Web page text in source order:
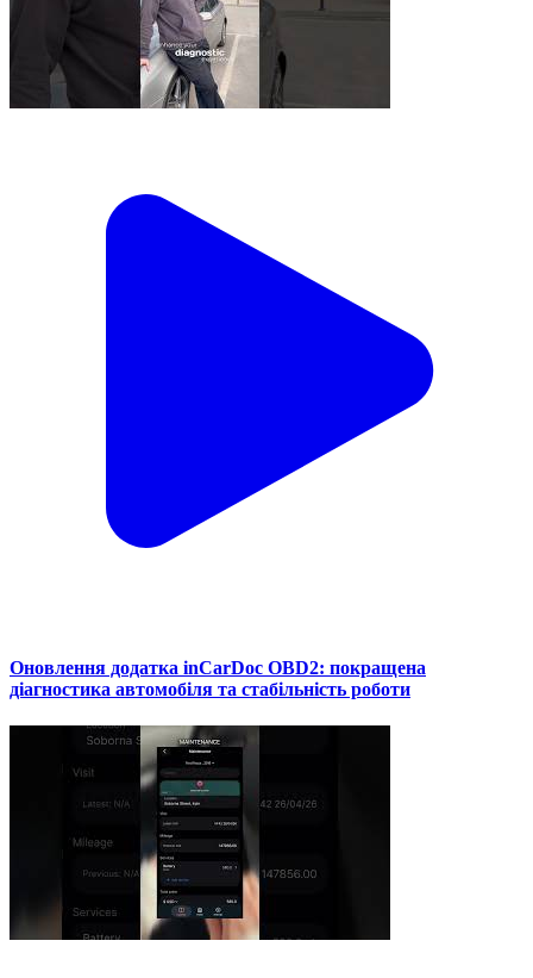
Оновлення додатка inCarDoc OBD2: покращена
діагностика автомобіля та стабільність роботи